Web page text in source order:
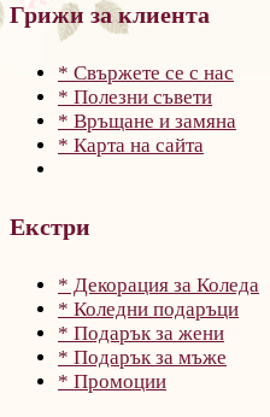
Грижи за клиента
* Свържете се с нас
* Полезни съвети
* Връщане и замяна
* Карта на сайта
Екстри
* Декорация за Коледа
* Коледни подаръци
* Подарък за жени
* Подарък за мъже
* Промоции